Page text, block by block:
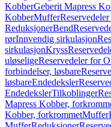
KobberGeberit Mapress
KobberMuffer
ReduksjonerBend
rørInnvendig sirkulasjon
sirkulasjonKryss
uløseligeReservedeler for
forbindelser, løsbare
løsbareEndedeksler
EndedekslerTilkoblinger
Mapress Kobber,
Kobber, forkrommetMuffer